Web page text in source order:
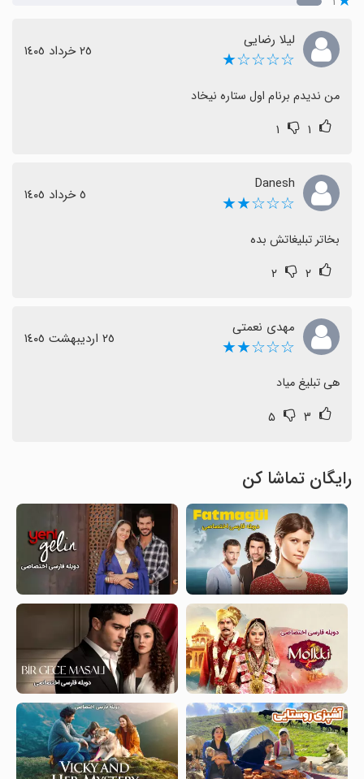
لیلا رضایی
☆☆☆☆★ ٢٥ خرداد ١٤٠٥
من ندیدم برنام اول ستاره نیخاد
۱ ۱
Danesh
☆☆☆★★ ٥ خرداد ١٤٠٥
بخاتر تبلیغاتش بده
۲ ۲
مهدی نعمتی
☆☆☆★★ ٢٥ اردیبهشت ١٤٠٥
هی تبلیغ میاد
۳ ۵
رایگان تماشا کن